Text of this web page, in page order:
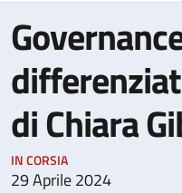
di Chiara
IN CORSIA
29 Aprile 2024